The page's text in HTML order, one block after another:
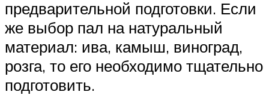
предварительной подготовки. Если
же выбор пал на натуральный
материал: ива, камыш, виноград,
розга, то его необходимо тщательно
подготовить.